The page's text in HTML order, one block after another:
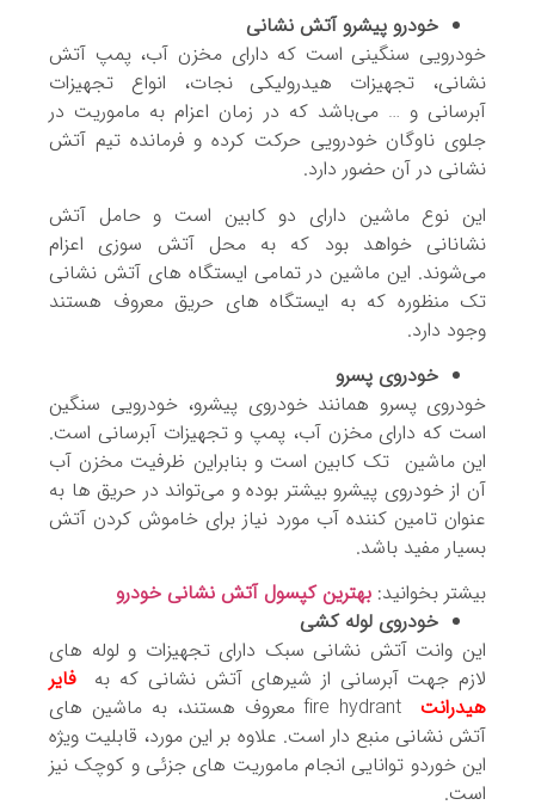
خودرو پیشرو آتش نشانی
خودرویی سنگینی است که دارای مخزن آب، پمپ آتش
نشانی، تجهیزات هیدرولیکی نجات، انواع تجهیزات
آبرسانی و … می‌باشد که در زمان اعزام به ماموریت در
جلوی ناوگان خودرویی حرکت کرده و فرمانده تیم آتش
نشانی در آن حضور دارد.
این نوع ماشین‌ دارای دو کابین است و حامل آتش
نشانانی خواهد بود که به محل آتش سوزی اعزام
می‌شوند. این ماشین در تمامی ایستگاه های آتش نشانی
تک منظوره که به ایستگاه های حریق معروف هستند
وجود دارد.
خودروی پسرو
خودروی پسرو همانند خودروی پیشرو، خودرویی سنگین
است که دارای مخزن آب، پمپ و تجهیزات آبرسانی است.
این ماشین تک کابین است و بنابراین ظرفیت مخزن آب
آن از خودروی پیشرو بیشتر بوده و می‌تواند در حریق ها به
عنوان تامین کننده آب مورد نیاز برای خاموش کردن آتش
بسیار مفید باشد.
بیشتر بخوانید:بهترین کپسول آتش نشانی خودرو
خودروی لوله کشی
این وانت آتش نشانی سبک دارای تجهیزات و لوله های
لازم جهت آبرسانی از شیرهای آتش نشانی که به
فایر
هیدرانت
fire hydrant معروف هستند، به ماشین های
آتش نشانی منبع دار است. علاوه بر این مورد، قابلیت ویژه
این خوردو توانایی انجام ماموریت های جزئی و کوچک نیز
است.